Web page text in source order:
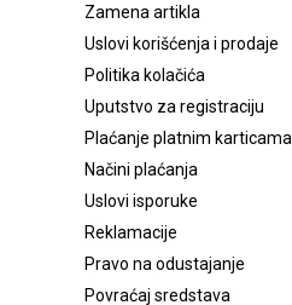
Zamena artikla
Uslovi korišćenja i prodaje
Politika kolačića
Uputstvo za registraciju
Plaćanje platnim karticama
Načini plaćanja
Uslovi isporuke
Reklamacije
Pravo na odustajanje
Povraćaj sredstava